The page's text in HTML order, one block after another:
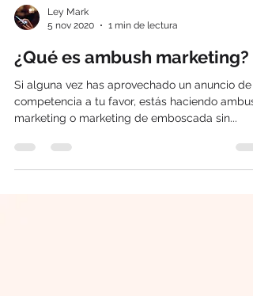
5 nov 2020
1 min de lectura
¿Qué es ambush marketing?
Si alguna vez has aprovechado un anuncio de
competencia a tu favor, estás haciendo
marketing o marketing de emboscada sin...